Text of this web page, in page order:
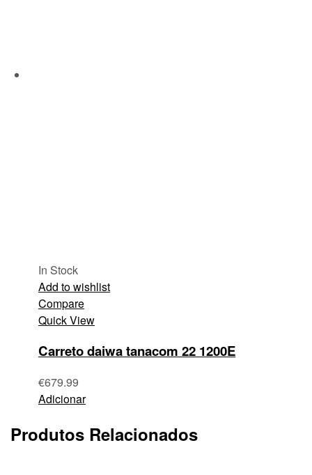
In Stock
Add to wishlist
Compare
Quick View
Carreto daiwa tanacom 22 1200E
€679.99
Adicionar
Produtos Relacionados